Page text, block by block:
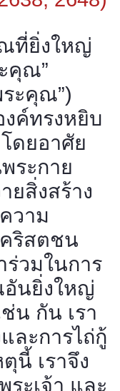
ที่ยิ่งใหญ่
คุณ”
ะคุณ”)
งค์ทรงหยิบ
ดยอาศัย
ระกาย
ยสิ่งสร้าง
วาม
ริสตชน
วมในการ
นยิ่งใหญ่
ช่น กัน เรา
ละการไถ่กู้
นี้ เราจึง
ะเจ้า และ